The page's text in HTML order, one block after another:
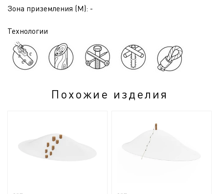
Зона приземления (М): -
Технологии
Похожие изделия